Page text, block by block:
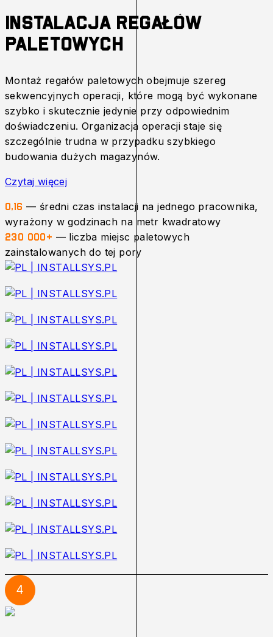
Instalacja regałów
paletowych
Montaż regałów paletowych obejmuje szereg
sekwencyjnych operacji, które mogą być wykonane
szybko i skutecznie jedynie przy odpowiednim
doświadczeniu. Organizacja operacji staje się
szczególnie trudna w przypadku szybkiego
budowania dużych magazynów.
Czytaj więcej
0,16 — średni czas instalacji na jednego pracownika,
wyrażony w godzinach na metr kwadratowy
230 000+ — liczba miejsc paletowych
zainstalowanych do tej pory
4